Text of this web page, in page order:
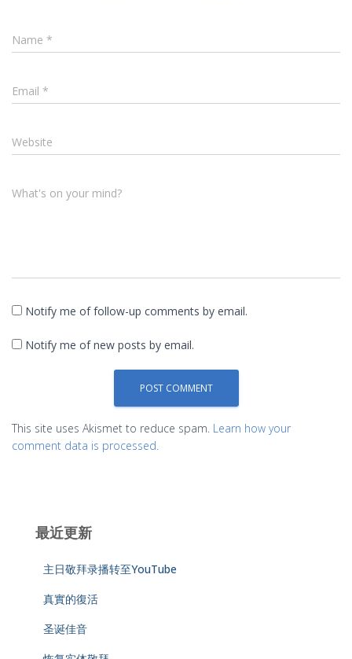
Name *
Email *
Website
What's on your mind?
Notify me of follow-up comments by email.
Notify me of new posts by email.
This site uses Akismet to reduce spam. Learn how your
comment data is processed.
最近更新
主日敬拜录播转至YouTube
真實的復活
圣诞佳音